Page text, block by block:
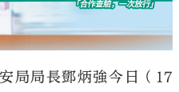
局局長鄧炳強今日（17